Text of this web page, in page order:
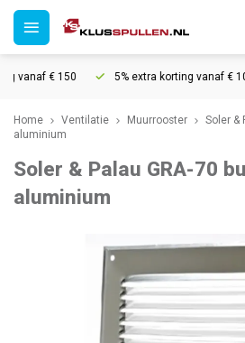
vanaf € 150 5% extra korting vanaf €
Home Ventilatie Muurrooster
Soler &
aluminium
Soler & Palau GRA-70
aluminium